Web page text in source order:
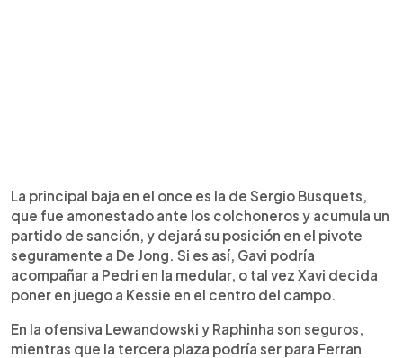
La principal baja en el once es la de Sergio Busquets,
que fue amonestado ante los colchoneros y acumula un
partido de sanción, y dejará su posición en el pivote
seguramente a De Jong. Si es así, Gavi podría
acompañar a Pedri en la medular, o tal vez Xavi decida
poner en juego a Kessie en el centro del campo.
En la ofensiva Lewandowski y Raphinha son seguros,
mientras que la tercera plaza podría ser para Ferran